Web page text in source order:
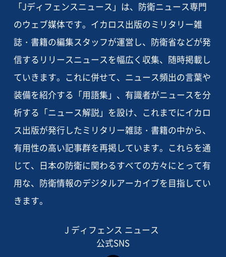
「Jディフェンスニュース」は、防衛ニュース専門
のウェブ媒体です。イカロス出版のミリタリー雑
誌・書籍の編集スタッフが運営し、防衛省などが発
信するリリースニュースを幅広く収集、随時掲載し
ていきます。これに併せて、ニュース頻出の言葉や
装備を紹介する「用語集」、有識者がニュースを分
析する「ニュース解説」を設け、これまでにイカロ
ス出版が発行したミリタリー雑誌・書籍の中から、
有用性の高い記事群を再掲しています。これらを通
じて、日本の防衛に関わるすべての方々にとって有
用な、防衛情報のデジタルアーカイブを目指してい
きます。
J ディフェンス ニュース
公式SNS